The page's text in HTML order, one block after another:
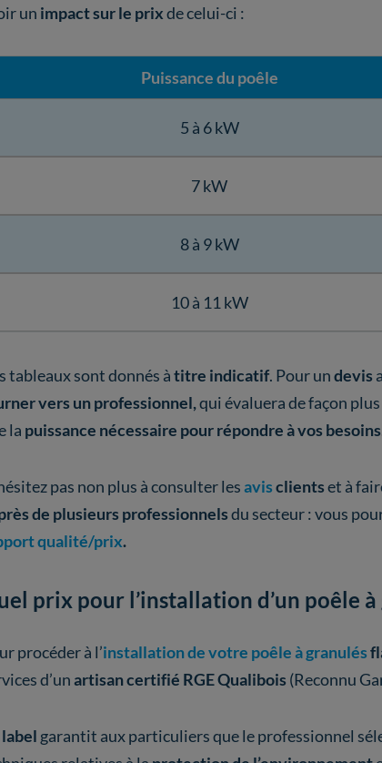
un impact sur le prixde celui-ci :
Puissance du poêle
5 à 6 kW
7 kW
8 à 9 kW
10 à 11 kW
tableaux sont donnés àtitre indicatif. Pour undevis
vers un professionnel,qui évaluera de façon
la puissance nécessaire pour répondre à vos besoins
pas non plus à consulter lesavisclientset à
de plusieurs professionnelsdu secteur : vous
qualité/prix.
prix pour l’installation d’un poêle à
procéder à l’installation de votre poêle à granulés
d’unartisan certifié RGE Qualibois (Reconnu
label garantit aux particuliers que le professionnel